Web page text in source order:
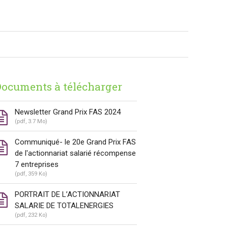
à télécharger
Newsletter Grand Prix FAS 2024
(pdf, 3.7 Mo)
Communiqué- le 20e Grand Prix FAS
de l'actionnariat salarié récompense
7 entreprises
(pdf, 359 Ko)
PORTRAIT DE L’ACTIONNARIAT
SALARIE DE TOTALENERGIES
(pdf, 232 Ko)